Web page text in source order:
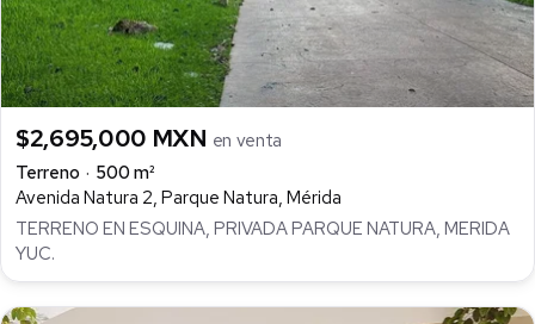
$2,695,000 MXN en venta
Terreno
500 m²
Avenida Natura 2, Parque Natura, Mérida
TERRENO EN ESQUINA, PRIVADA PARQUE NATURA, MERIDA
YUC.